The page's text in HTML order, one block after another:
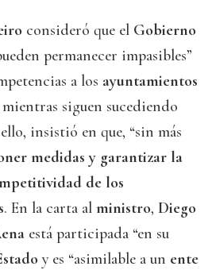
consideró que el Gobierno
permanecer impasibles”
a los ayuntamientos
siguen sucediendo
insistió en que, “sin más
medidas y garantizar la
de los
. En la carta al ministro, Diego
está participada “en su
y es “asimilable a un ente